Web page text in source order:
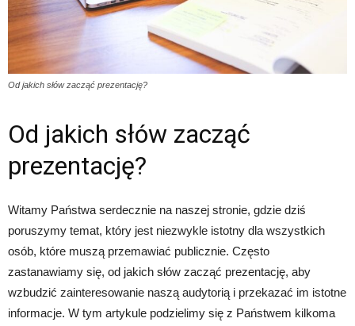
Od jakich słów zacząć prezentację?
Od jakich słów zacząć
prezentację?
Witamy Państwa serdecznie na naszej stronie, gdzie dziś
poruszymy temat, który jest niezwykle istotny dla wszystkich
osób, które muszą przemawiać publicznie. Często
zastanawiamy się, od jakich słów zacząć prezentację, aby
wzbudzić zainteresowanie naszą audytorią i przekazać im istotne
informacje. W tym artykule podzielimy się z Państwem kilkoma